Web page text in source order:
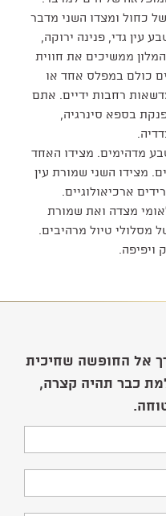
כחול ומצדו השני מדבר
עין גדי, פנינה ירוקה,
ממשיכים את חווית
כולם במפלס אחד או
רחבות ידיים. אתם
בספא סינרגיה,
מדהימים. מצידו האחד
מצידו השני שמורת עין
ארכיאולוגיים.
מצדה ואת שמורת
מסלולי טיול מרהיבים.
ויפיפה.
אל החופשה שחיכית
כבר תהיה קצרה,